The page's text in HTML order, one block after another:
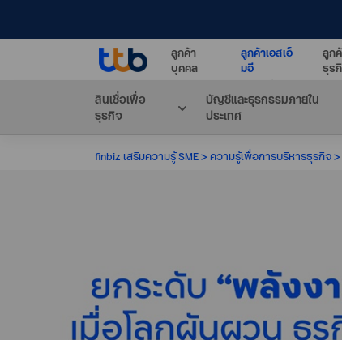
ลูกค้า
บุคคล
ลูกค้าเอสเอ็
มอี
ลูก
ธุร
สินเชื่อเพื่อ
ธุรกิจ
บัญชีและธุรกรรมภายใน
ประเทศ
finbiz เสริมความรู้ SME ความรู้เพื่อการบริหารธุรกิจ